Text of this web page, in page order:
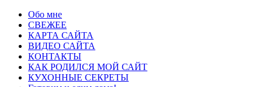
Обо мне
СВЕЖЕЕ
КАРТА САЙТА
ВИДЕО САЙТА
КОНТАКТЫ
КАК РОДИЛСЯ МОЙ САЙТ
КУХОННЫЕ СЕКРЕТЫ